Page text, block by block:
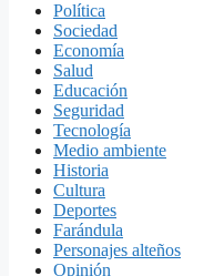
Política
Sociedad
Economía
Salud
Educación
Seguridad
Tecnología
Medio ambiente
Historia
Cultura
Deportes
Farándula
Personajes alteños
Opinión